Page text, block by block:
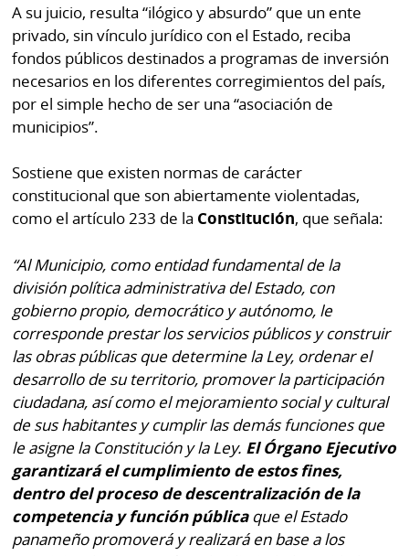
⌾
La
Repregunta
Sin
Censura
A su juicio, resulta “ilógico y absurdo” que un ente
privado, sin vínculo jurídico con el Estado, reciba
fondos públicos destinados a programas de inversión
necesarios en los diferentes corregimientos del país,
por el simple hecho de ser una “asociación de
municipios”.
Sostiene que existen normas de carácter
constitucional que son abiertamente violentadas,
como el artículo 233 de la Constitución, que señala:
“Al Municipio, como entidad fundamental de la
división política administrativa del Estado, con
gobierno propio, democrático y autónomo, le
corresponde prestar los servicios públicos y construir
las obras públicas que determine la Ley, ordenar el
desarrollo de su territorio, promover la participación
ciudadana, así como el mejoramiento social y cultural
de sus habitantes y cumplir las demás funciones que
le asigne la Constitución y la Ley. El Órgano Ejecutivo
garantizará el cumplimiento de estos fines,
dentro del proceso de descentralización de la
competencia y función públicaque el Estado
panameño promoverá y realizará en base a los